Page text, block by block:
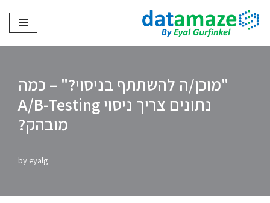
Skip
to
"מוכן/ה להשתתף בניסוי?" – כמה
נתונים צריך ניסוי A/B-Testing
מובהק?
by eyalg